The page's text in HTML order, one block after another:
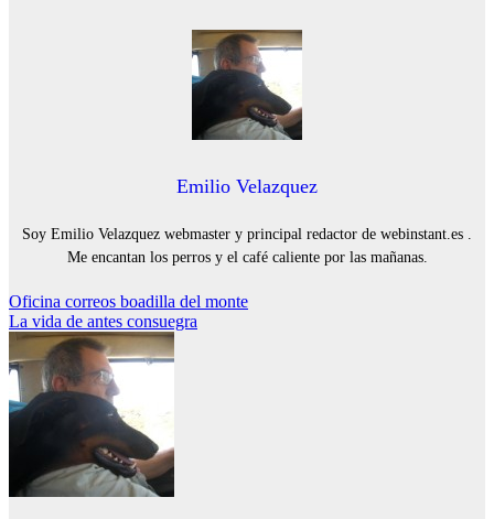
Emilio Velazquez
Soy Emilio Velazquez webmaster y principal redactor de webinstant.es .
Me encantan los perros y el café caliente por las mañanas.
Navegación
de
entradas
Oficina correos boadilla del monte
La vida de antes consuegra